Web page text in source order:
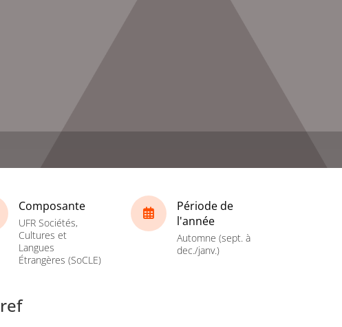
Composante
UFR Sociétés,
Cultures et
Langues
Étrangères (SoCLE)
Période de
l'année
Automne (sept. à
dec./janv.)